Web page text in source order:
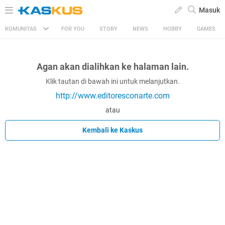
Masuk
KOMUNITAS FOR YOU STORY NEWS HOBBY GAMES
Agan akan dialihkan ke halaman lain.
Klik tautan di bawah ini untuk melanjutkan.
http://www.editoresconarte.com
atau
Kembali ke Kaskus